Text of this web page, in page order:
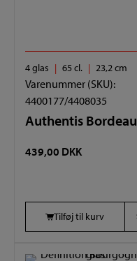
4 glas 65 cl. 23,2 cm
Varenummer (SKU):
4400177/4408035
439,00 DKK
Tilføj til kurv